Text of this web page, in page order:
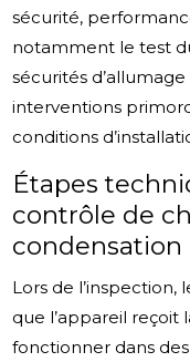
sécurité,
notamment le test
sécurités
interventions
conditions
Étapes
contrôle de
condensation
Lors de
que l’appareil reçoit
fonctionner dans